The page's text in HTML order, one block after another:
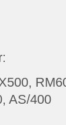
AS/400